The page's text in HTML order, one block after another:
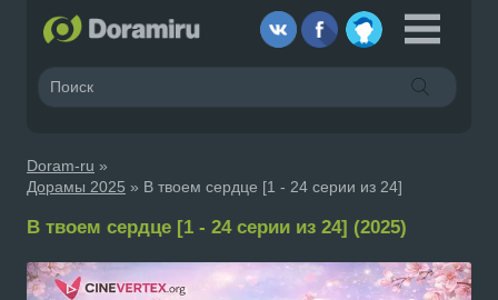
Doram-ru »
Дорамы 2025 » В твоем сердце [1 - 24 серии из 24]
В твоем сердце [1 - 24 серии из 24] (2025)